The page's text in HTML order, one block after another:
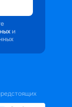
и